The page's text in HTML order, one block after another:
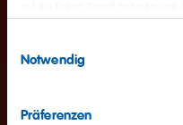
Rechtsbehelfe zur Verfügung
finden Sie
Ihrer Daten und zum Widerruf Ihrer
Notwendig
Präferenzen